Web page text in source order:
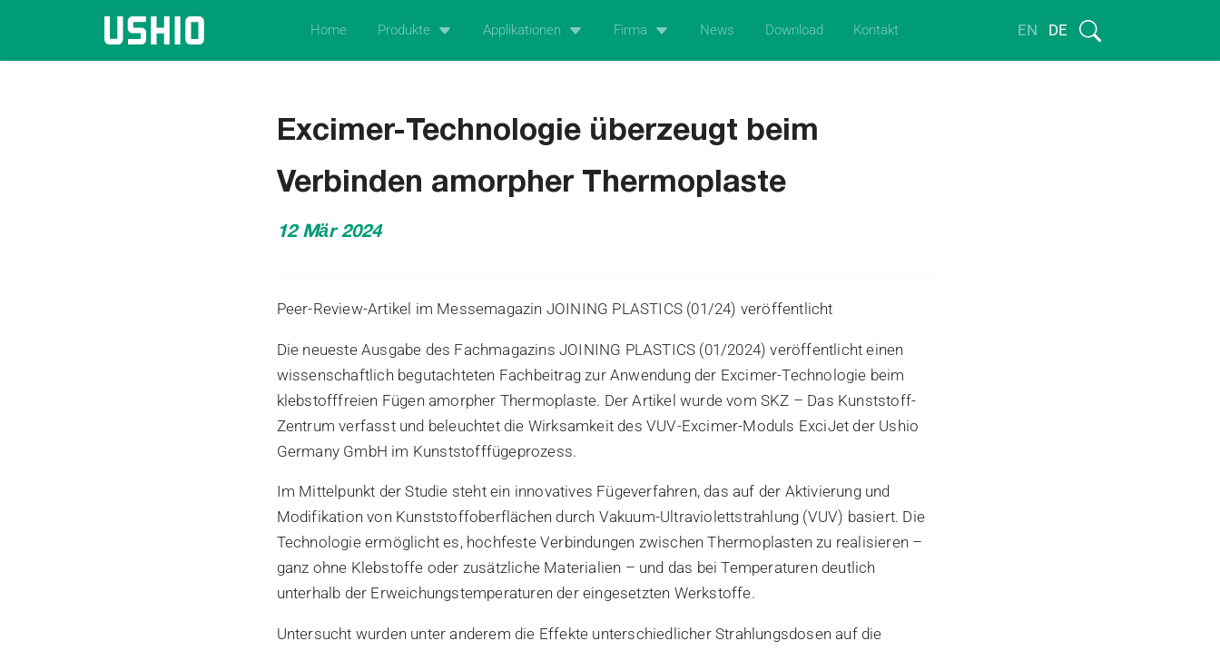
Home Produkte Applikationen Firma News Download Kontakt EN DE
Excimer-Technologie überzeugt beim
Verbinden amorpher Thermoplaste
12 Mär 2024
Peer-Review-Artikel im Messemagazin JOINING PLASTICS (01/24) veröffentlicht
Die neueste Ausgabe des Fachmagazins JOINING PLASTICS (01/2024) veröffentlicht einen
wissenschaftlich begutachteten Fachbeitrag zur Anwendung der Excimer-Technologie beim
klebstofffreien Fügen amorpher Thermoplaste. Der Artikel wurde vom SKZ – Das Kunststoff-
Zentrum verfasst und beleuchtet die Wirksamkeit des VUV-Excimer-Moduls ExciJet der Ushio
Germany GmbH im Kunststofffügeprozess.
Im Mittelpunkt der Studie steht ein innovatives Fügeverfahren, das auf der Aktivierung und
Modifikation von Kunststoffoberflächen durch Vakuum-Ultraviolettstrahlung (VUV) basiert. Die
Technologie ermöglicht es, hochfeste Verbindungen zwischen Thermoplasten zu realisieren –
ganz ohne Klebstoffe oder zusätzliche Materialien – und das bei Temperaturen deutlich
unterhalb der Erweichungstemperaturen der eingesetzten Werkstoffe.
Untersucht wurden unter anderem die Effekte unterschiedlicher Strahlungsdosen auf die